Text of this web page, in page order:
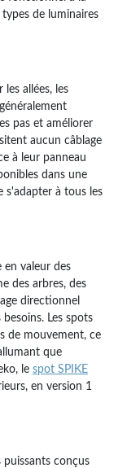
de luminaires
les allées, les
pas et améliorer
aucun câblage
à leur panneau
dans une
s'adapter à tous les
en valeur des
des arbres, des
directionnel
Les spots
de mouvement, ce
que
le spot SPIKE
en version 1
puissants conçus